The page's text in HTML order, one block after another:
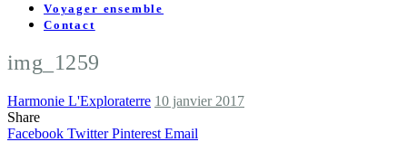
Voyager ensemble
Contact
img_1259
Harmonie L'Exploraterre 10 janvier 2017
Share
Facebook Twitter Pinterest Email